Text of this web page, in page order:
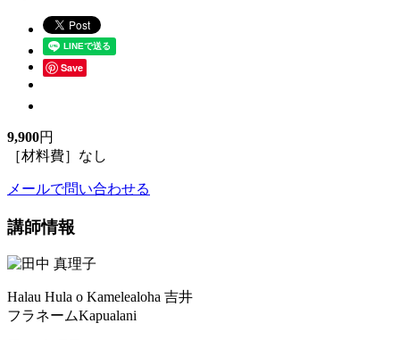
Save
9,900円
［材料費］なし
メールで問い合わせる
講師情報
Halau Hula o Kamelealoha 吉井
フラネームKapualani